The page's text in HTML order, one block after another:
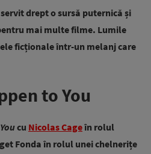
drept o sursă puternică și
mai multe filme. Lumile
ficționale într-un melanj care
to You
cu Nicolas Cageîn rolul
Fonda în rolul unei chelnerițe